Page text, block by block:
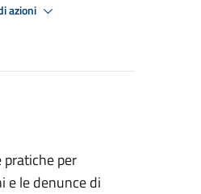
azioni
per
e le denunce di